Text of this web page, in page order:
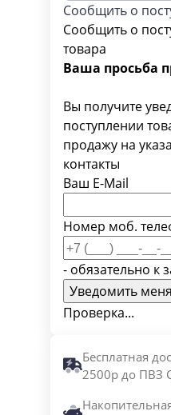
Сообщить о
Сообщить о
товара
Ваша просьба
Вы получите
поступлении
продажу на
контакты
Ваш E-Mail
Номер моб.
- обязательно к
Проверка...
Бесплатная
2500р до ПВЗ